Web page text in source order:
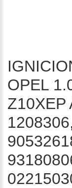
OPEL
Z10XEP